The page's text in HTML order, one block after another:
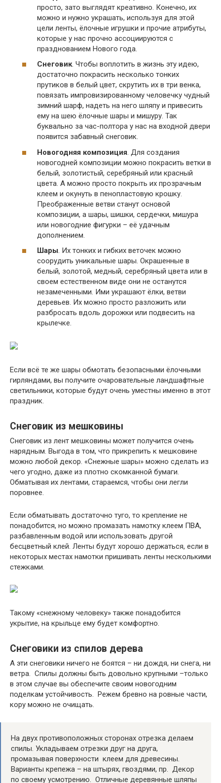
просто, зато выглядят креативно. Конечно, их
можно и нужно украшать, используя для этой
цели ленты, ёлочные игрушки и прочие атрибуты,
которые у нас прочно ассоциируются с
празднованием Нового года.
Снеговик. Чтобы воплотить в жизнь эту идею,
достаточно покрасить несколько тонких
прутиков в белый цвет, скрутить их в три венка,
повязать импровизированному человечку чудный
зимний шарф, надеть на него шляпу и привесить
ему на шею ёлочные шары и мишуру. Так
буквально за час-полтора у нас на входной двери
появится забавный снеговик.
Новогодняя композиция. Для создания
новогодней композиции можно покрасить ветки в
белый, золотистый, серебряный или красный
цвета. А можно просто покрыть их прозрачным
клеем и окунуть в пенопластовую крошку.
Преображенные ветви станут основой
композиции, а шары, шишки, сердечки, мишура
или новогодние фигурки – её удачным
дополнением.
Шары. Их тонких и гибких веточек можно
соорудить уникальные шары. Окрашенные в
белый, золотой, медный, серебряный цвета или в
своем естественном виде они не останутся
незамеченными. Ими украшают ёлки, ветви
деревьев. Их можно просто разложить или
разбросать вдоль дорожки или подвесить на
крылечке.
Если всё те же шары обмотать безопасными ёлочными
гирляндами, вы получите очаровательные ландшафтные
светильники, которые будут очень уместны именно в этот
праздник.
Снеговик из мешковины
Снеговик из лент мешковины может получится очень
нарядным. Выгода в том, что прикрепить к мешковине
можно любой декор. «Снежные шары» можно сделать из
чего угодно, даже из плотно скомканной бумаги.
Обматывая их лентами, стараемся, чтобы они легли
поровнее.
Если обматывать достаточно туго, то крепление не
понадобится, но можно промазать намотку клеем ПВА,
разбавленным водой или использовать другой
бесцветный клей. Ленты будут хорошо держаться, если в
некоторых местах намотки пришивать ленты несколькими
стежками.
Такому «снежному человеку» также понадобится
укрытие, на крыльце ему будет комфортно.
Снеговики из спилов дерева
А эти снеговики ничего не боятся – ни дождя, ни снега, ни
ветра. Спилы должны быть довольно крупными –только
в этом случае вы обеспечите своим новогодним
поделкам устойчивость. Режем бревно на ровные части,
кору можно не очищать.
На двух противоположных сторонах отрезка делаем
спилы. Укладываем отрезки друг на друга,
промазывая поверхности клеем для древесины.
Варианты крепежа – на штырях, гвоздями, пр. Декор
по своему усмотрению. Отличные деревянные шляпы